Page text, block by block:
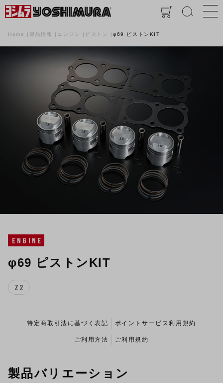
Home 製品情報 エンジン ピストン φ69 ピストンKIT
ENGINE
φ69 ピストンKIT
Z2
特定商取引法に基づく表記 ポイントサービス利用規約
ご利用方法 ご利用規約
製品バリエーション